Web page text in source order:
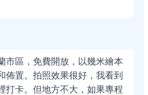
市區，免費開放，以幾米繪本
佈置。拍照效果很好，我看到
打卡。但地方不大，如果專程